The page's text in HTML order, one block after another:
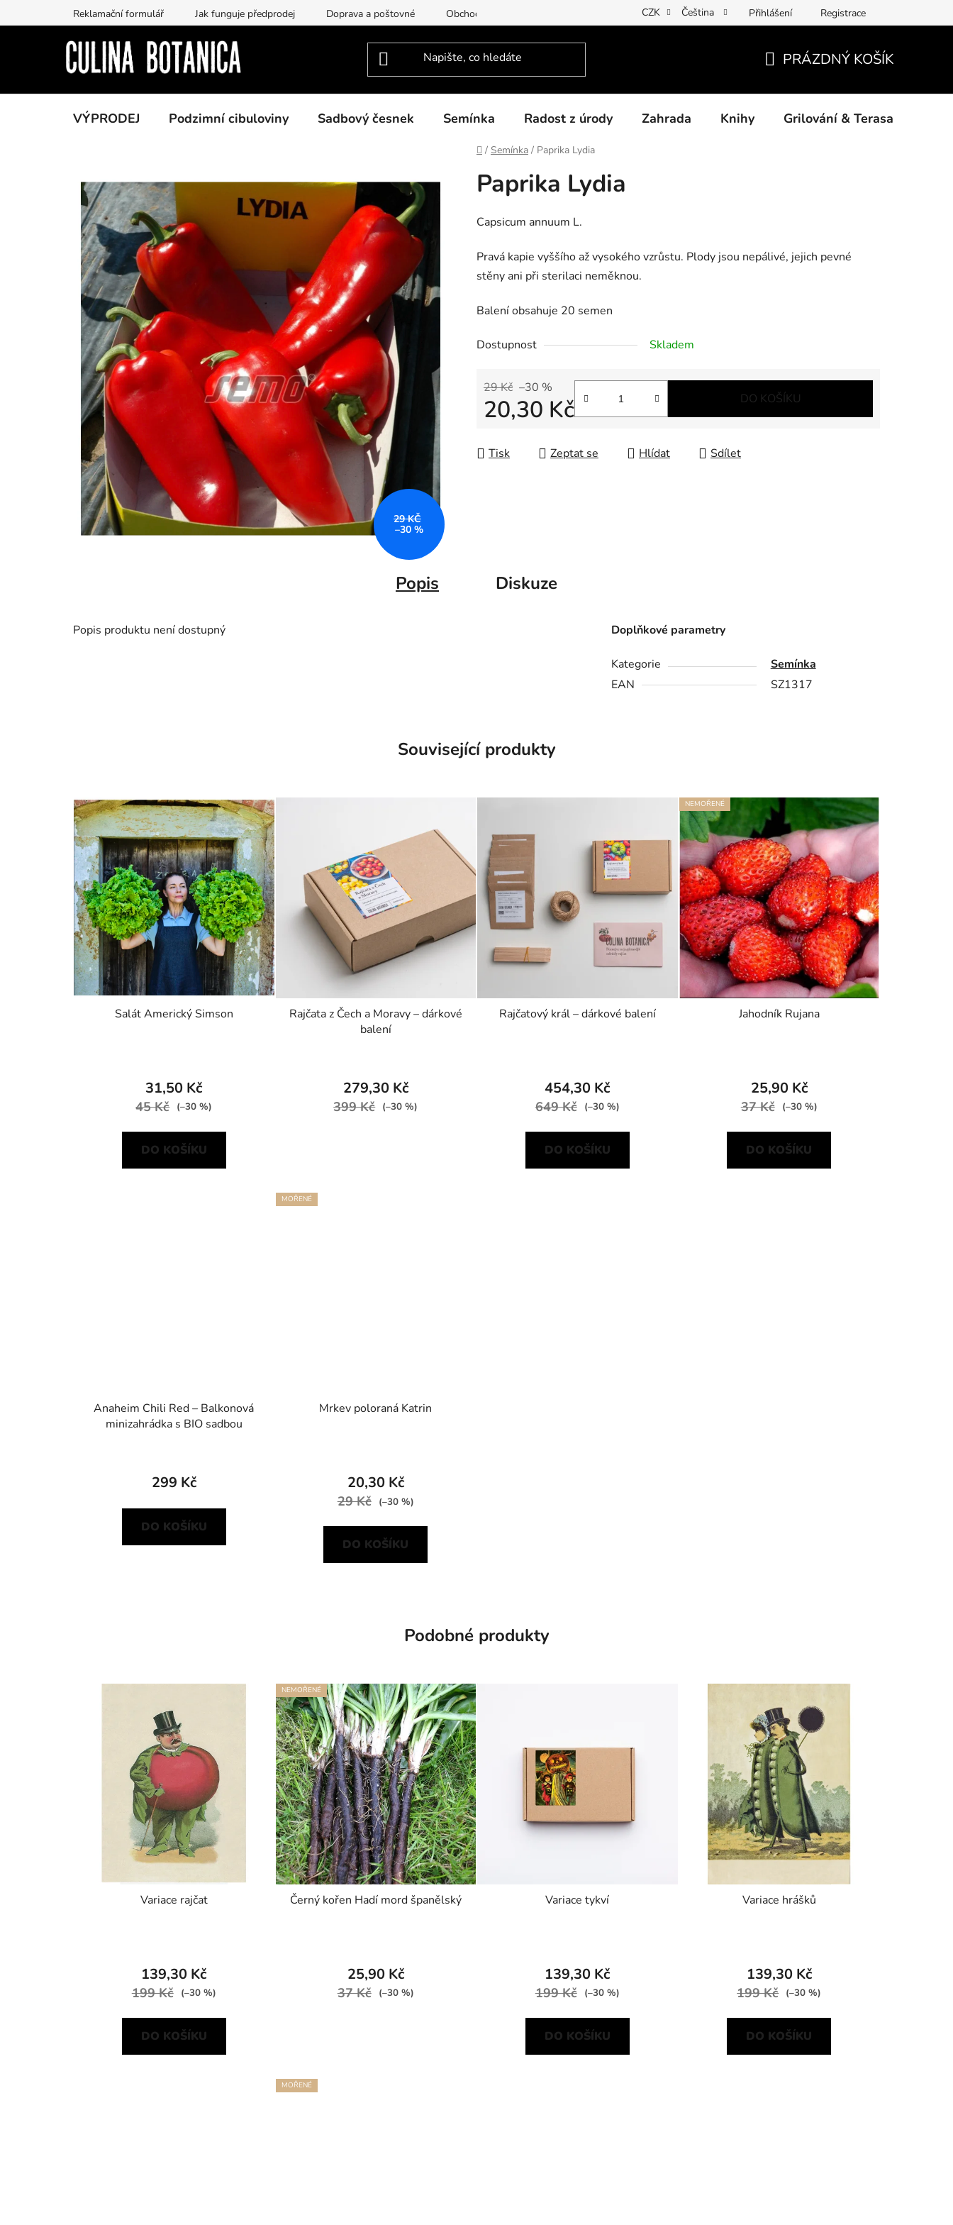
na
Reklamační formulář Jak funguje předprodej Doprava a poštovné Obchodní podmínky Podmínky ochrany osobních údajů Povinné informace a odkazy ÚKZÚZ
CZK Čeština Přihlášení Registrace
KOŠÍK
PRÁZDNÝ KOŠÍK
VÝPRODEJ Podzimní cibuloviny Sadbový česnek Semínka Radost z úrody Zahrada Knihy Grilování & Terasa
Domů
/ Semínka / Paprika Lydia
Paprika Lydia
Capsicum annuum L.
Pravá kapie vyššího až vysokého vzrůstu. Plody jsou nepálivé, jejich pevné
stěny ani při sterilaci neměknou.
Balení obsahuje 20 semen
Dostupnost Skladem
29 Kč –30 %
20,30 Kč DO KOŠÍKU
Tisk Zeptat se Hlídat Sdílet
29 KČ
–30 %
Popis Diskuze
Popis produktu není dostupný Doplňkové parametry
Kategorie
Semínka
EAN
SZ1317
Související produkty
Salát Americký Simson
31,50 Kč
45 Kč (–30 %)
DO KOŠÍKU
Rajčata z Čech a Moravy – dárkové
balení
279,30 Kč
399 Kč (–30 %)
Rajčatový král – dárkové balení
454,30 Kč
649 Kč (–30 %)
DO KOŠÍKU
NEMOŘENÉ
Jahodník Rujana
25,90 Kč
37 Kč (–30 %)
DO KOŠÍKU
Anaheim Chili Red – Balkonová
minizahrádka s BIO sadbou
299 Kč
DO KOŠÍKU
MOŘENÉ
Mrkev poloraná Katrin
20,30 Kč
29 Kč (–30 %)
DO KOŠÍKU
Podobné produkty
Variace rajčat
139,30 Kč
199 Kč (–30 %)
DO KOŠÍKU
NEMOŘENÉ
Černý kořen Hadí mord španělský
25,90 Kč
37 Kč (–30 %)
Variace tykví
139,30 Kč
199 Kč (–30 %)
DO KOŠÍKU
Variace hrášků
139,30 Kč
199 Kč (–30 %)
DO KOŠÍKU
MOŘENÉ